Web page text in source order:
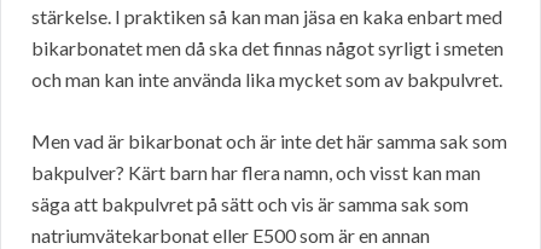
stärkelse. I praktiken så kan man jäsa en kaka enbart med
bikarbonatet men då ska det finnas något syrligt i smeten
och man kan inte använda lika mycket som av bakpulvret.
Men vad är bikarbonat och är inte det här samma sak som
bakpulver? Kärt barn har flera namn, och visst kan man
säga att bakpulvret på sätt och vis är samma sak som
natriumvätekarbonat eller E500 som är en annan